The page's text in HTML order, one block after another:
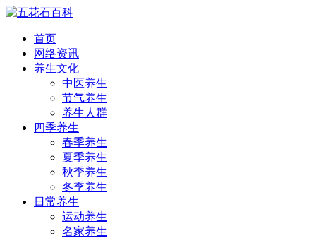
首页
网络资讯
养生文化
中医养生
节气养生
养生人群
四季养生
春季养生
夏季养生
秋季养生
冬季养生
日常养生
运动养生
名家养生